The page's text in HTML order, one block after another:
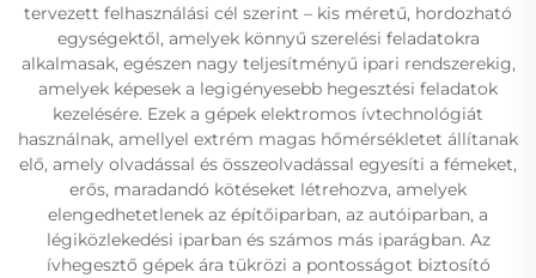
tervezett felhasználási cél szerint – kis méretű, hordozható
egységektől, amelyek könnyű szerelési feladatokra
alkalmasak, egészen nagy teljesítményű ipari rendszerekig,
amelyek képesek a legigényesebb hegesztési feladatok
kezelésére. Ezek a gépek elektromos ívtechnológiát
használnak, amellyel extrém magas hőmérsékletet állítanak
elő, amely olvadással és összeolvadással egyesíti a fémeket,
erős, maradandó kötéseket létrehozva, amelyek
elengedhetetlenek az építőiparban, az autóiparban, a
légiközlekedési iparban és számos más iparágban. Az
ívhegesztő gépek ára tükrözi a pontosságot biztosító